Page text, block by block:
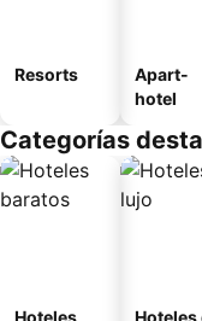
Resorts
Apart-
hotel
Categorías
Hoteles
Hoteles